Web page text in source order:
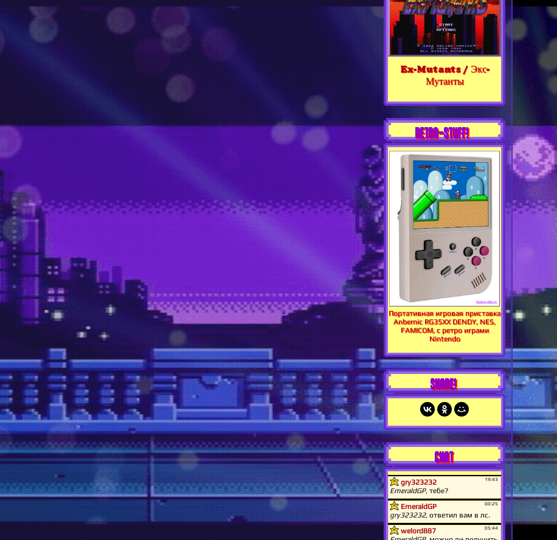
Ex-Mutants / Экс-
Мутанты
RETRO-STUFF!
Портативная игровая приставка
Anbernic RG35XX DENDY, NES,
FAMICOM, с ретро играми
Nintendo
SHARE!
CHAT